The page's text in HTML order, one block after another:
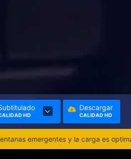
HD
Descargar
CALIDAD HD
emergentes y la carga es